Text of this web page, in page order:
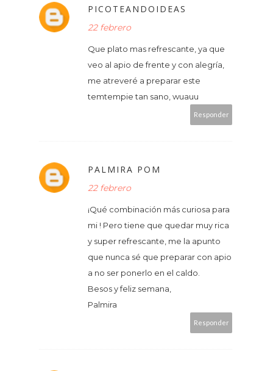
PICOTEANDOIDEAS
22 febrero
Que plato mas refrescante, ya que
veo al apio de frente y con alegría,
me atreveré a preparar este
temtempie tan sano, wuauu
Responder
PALMIRA POM
22 febrero
¡Qué combinación más curiosa para
mi ! Pero tiene que quedar muy rica
y super refrescante, me la apunto
que nunca sé que preparar con apio
a no ser ponerlo en el caldo.
Besos y feliz semana,
Palmira
Responder